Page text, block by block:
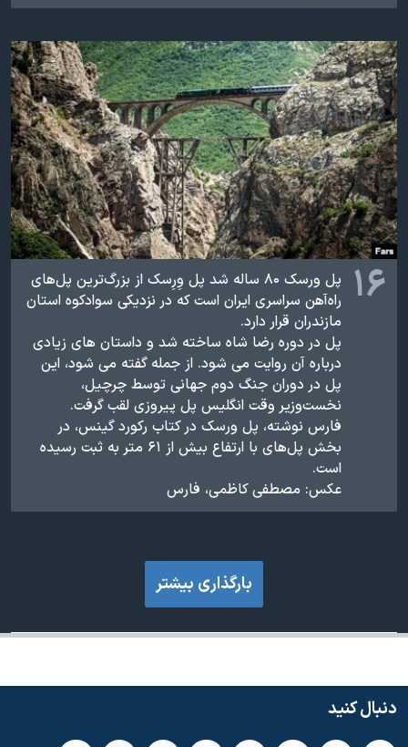
۱۶
پل ورسک ۸۰ ساله شد پل وِرِسک از بزرگ‌ترین پل‌های
راه‌آهن سراسری ایران است که در نزدیکی سوادکوه استان
مازندران قرار دارد.
پل در دوره رضا شاه ساخته شد و داستان های زیادی
درباره آن روایت می شود. از جمله گفته می شود، این
پل در دوران جنگ دوم جهانی توسط چرچیل،
نخست‌وزیر وقت انگلیس پل پیروزی لقب گرفت.
فارس نوشته، پل ورسک در کتاب رکورد گینس، در
بخش پل‌های با ارتفاع بیش از ۶۱ متر به ثبت رسیده
است.
عکس: مصطفی کاظمی، فارس
بارگذاری بیشتر
دنبال کنید